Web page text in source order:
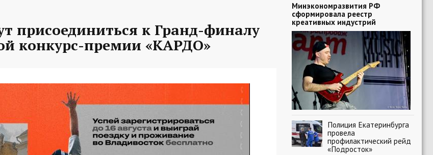
присоединиться к Гранд-финалу
конкурс-премии «КАРДО»
Минэкономразвития РФ
сформировала реестр
креативных индустрий
Полиция Екатеринбурга
провела
профилактический рейд
«Подросток»